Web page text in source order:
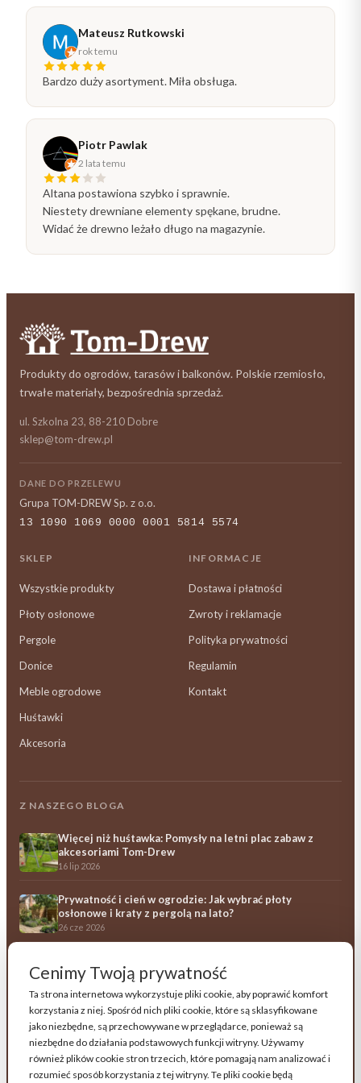
Mateusz Rutkowski
rok temu
Bardzo duży asortyment. Miła obsługa.
Piotr Pawlak
2 lata temu
Altana postawiona szybko i sprawnie.
Niestety drewniane elementy spękane, brudne.
Widać że drewno leżało długo na magazynie.
Produkty do ogrodów, tarasów i balkonów. Polskie rzemiosło,
trwałe materiały, bezpośrednia sprzedaż.
ul. Szkolna 23, 88-210 Dobre
sklep@tom-drew.pl
DANE DO PRZELEWU
Grupa TOM-DREW Sp. z o.o.
13 1090 1069 0000 0001 5814 5574
SKLEP
Wszystkie produkty
Płoty osłonowe
Pergole
Donice
Meble ogrodowe
Huśtawki
Akcesoria
INFORMACJE
Dostawa i płatności
Zwroty i reklamacje
Polityka prywatności
Regulamin
Kontakt
Z NASZEGO BLOGA
Więcej niż huśtawka: Pomysły na letni plac zabaw z
akcesoriami Tom-Drew
16 lip 2026
Prywatność i cień w ogrodzie: Jak wybrać płoty
osłonowe i kraty z pergolą na lato?
26 cze 2026
po opłacalności i trwałości
23 cze 2026
Wszystkie artykuły →
Obserwuj Tom-Drew na Facebooku
Cenimy Twoją prywatność
Ta strona internetowa wykorzystuje pliki cookie, aby poprawić komfort
korzystania z niej. Spośród nich pliki cookie, które są sklasyfikowane
jako niezbędne, są przechowywane w przeglądarce, ponieważ są
niezbędne do działania podstawowych funkcji witryny. Używamy
również plików cookie stron trzecich, które pomagają nam analizować i
rozumieć sposób korzystania z tej witryny. Te pliki cookie będą